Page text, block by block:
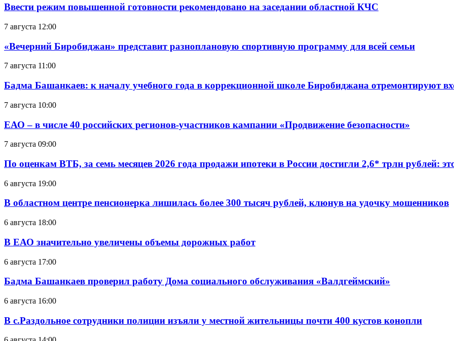
Ввести режим повышенной готовности рекомендовано на заседании областной КЧС
7 августа 12:00
«Вечерний Биробиджан» представит разноплановую спортивную программу для всей семьи
7 августа 11:00
Бадма Башанкаев: к началу учебного года в коррекционной школе Биробиджана отремонтируют
7 августа 10:00
ЕАО – в числе 40 российских регионов-участников кампании «Продвижение безопасности»
7 августа 09:00
По оценкам ВТБ, за семь месяцев 2026 года продажи ипотеки в России достигли 2,6* трлн рублей:
6 августа 19:00
В областном центре пенсионерка лишилась более 300 тысяч рублей, клюнув на удочку мошенников
6 августа 18:00
В ЕАО значительно увеличены объемы дорожных работ
6 августа 17:00
Бадма Башанкаев проверил работу Дома социального обслуживания «Валдгеймский»
6 августа 16:00
В с.Раздольное сотрудники полиции изъяли у местной жительницы почти 400 кустов конопли